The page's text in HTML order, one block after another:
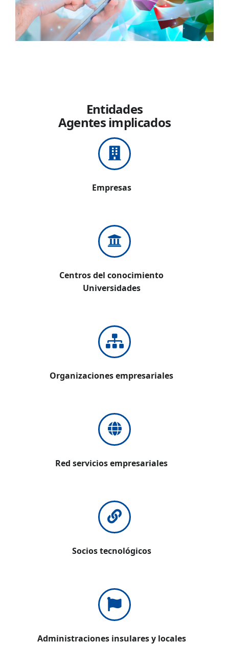
Entidades
Agentes implicados
Empresas
Centros del conocimiento
Universidades
Organizaciones empresariales
Red servicios empresariales
Socios tecnológicos
Administraciones insulares y locales